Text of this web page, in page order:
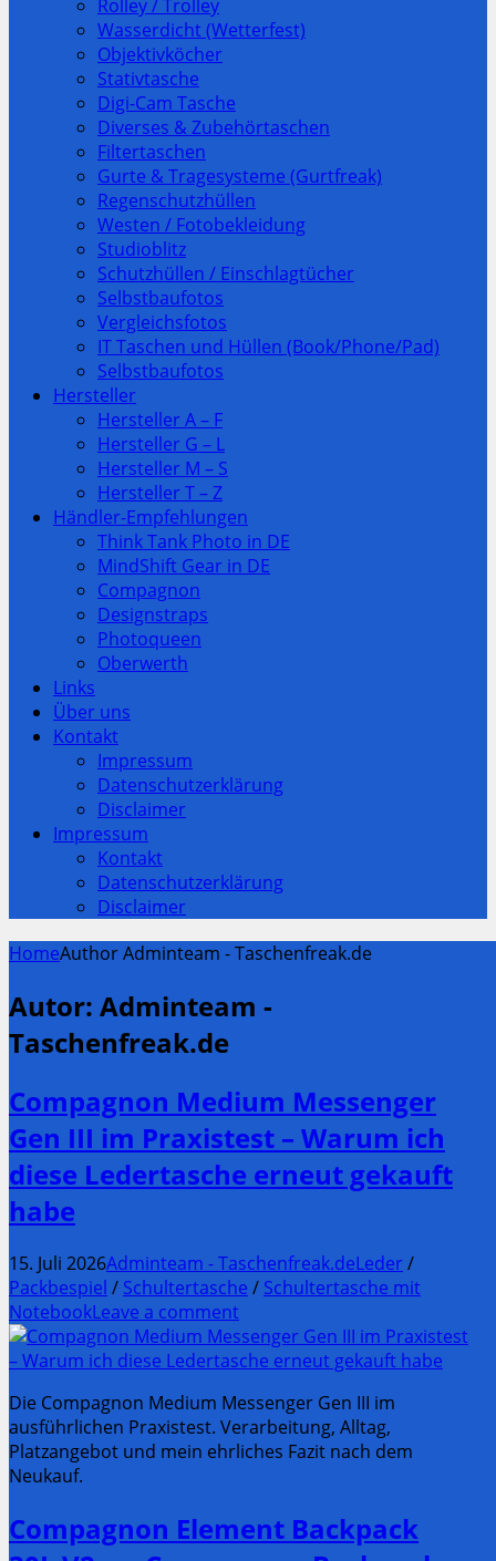
Rolley / Trolley
Wasserdicht (Wetterfest)
Objektivköcher
Stativtasche
Digi-Cam Tasche
Diverses & Zubehörtaschen
Filtertaschen
Gurte & Tragesysteme (Gurtfreak)
Regenschutzhüllen
Westen / Fotobekleidung
Studioblitz
Schutzhüllen / Einschlagtücher
Selbstbaufotos
Vergleichsfotos
IT Taschen und Hüllen (Book/Phone/Pad)
Selbstbaufotos
Hersteller
Hersteller A – F
Hersteller G – L
Hersteller M – S
Hersteller T – Z
Händler-Empfehlungen
Think Tank Photo in DE
MindShift Gear in DE
Compagnon
Designstraps
Photoqueen
Oberwerth
Links
Über uns
Kontakt
Impressum
Datenschutzerklärung
Disclaimer
Impressum
Kontakt
Datenschutzerklärung
Disclaimer
HomeAuthor Adminteam - Taschenfreak.de
Autor: Adminteam -
Taschenfreak.de
Compagnon Medium Messenger
Gen III im Praxistest – Warum ich
diese Ledertasche erneut gekauft
habe
15. Juli 2026Adminteam - Taschenfreak.deLeder /
Packbespiel / Schultertasche / Schultertasche mit
NotebookLeave a comment
Die Compagnon Medium Messenger Gen III im
ausführlichen Praxistest. Verarbeitung, Alltag,
Platzangebot und mein ehrliches Fazit nach dem
Neukauf.
Compagnon Element Backpack